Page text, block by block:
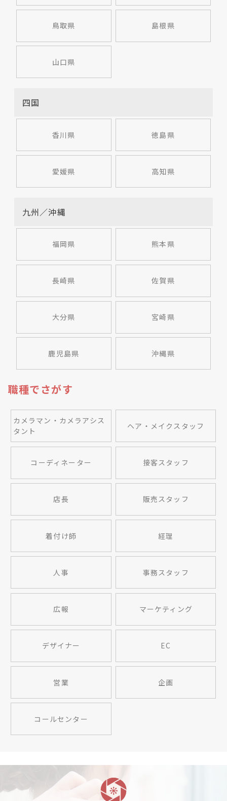
鳥取県 島根県
山口県
四国
香川県 徳島県
愛媛県 高知県
九州／沖縄
福岡県 熊本県
長崎県 佐賀県
大分県 宮崎県
鹿児島県 沖縄県
職種でさがす
カメラマン・カメラアシス
タント
ヘア・メイクスタッフ
コーディネーター 接客スタッフ
店長 販売スタッフ
着付け師 経理
人事 事務スタッフ
広報 マーケティング
デザイナー EC
営業 企画
コールセンター